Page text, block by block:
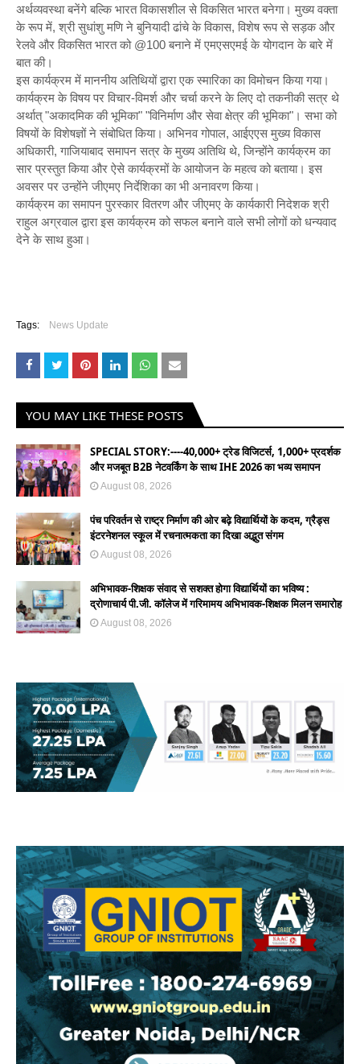
अर्थव्यवस्था बनेंगे बल्कि भारत विकासशील से विकसित भारत बनेगा। मुख्य वक्ता
के रूप में, श्री सुधांशु मणि ने बुनियादी ढांचे के विकास, विशेष रूप से सड़क और
रेलवे और विकसित भारत को @100 बनाने में एमएसएमई के योगदान के बारे में
बात की।
इस कार्यक्रम में माननीय अतिथियों द्वारा एक स्मारिका का विमोचन किया गया।
कार्यक्रम के विषय पर विचार-विमर्श और चर्चा करने के लिए दो तकनीकी सत्र थे
अर्थात् "अकादमिक की भूमिका" "विनिर्माण और सेवा क्षेत्र की भूमिका"। सभा को
विषयों के विशेषज्ञों ने संबोधित किया। अभिनव गोपाल, आईएएस मुख्य विकास
अधिकारी, गाजियाबाद समापन सत्र के मुख्य अतिथि थे, जिन्होंने कार्यक्रम का
सार प्रस्तुत किया और ऐसे कार्यक्रमों के आयोजन के महत्व को बताया। इस
अवसर पर उन्होंने जीएमए निर्देशिका का भी अनावरण किया।
कार्यक्रम का समापन पुरस्कार वितरण और जीएमए के कार्यकारी निदेशक श्री
राहुल अग्रवाल द्वारा इस कार्यक्रम को सफल बनाने वाले सभी लोगों को धन्यवाद
देने के साथ हुआ।
Tags: News Update
YOU MAY LIKE THESE POSTS
SPECIAL STORY:----40,000+ ट्रेड विजिटर्स, 1,000+ प्रदर्शक
और मजबूत B2B नेटवर्किंग के साथ IHE 2026 का भव्य समापन
August 08, 2026
पंच परिवर्तन से राष्ट्र निर्माण की ओर बढ़े विद्यार्थियों के कदम, ग्रैड्स
इंटरनेशनल स्कूल में रचनात्मकता का दिखा अद्भुत संगम
August 08, 2026
अभिभावक-शिक्षक संवाद से सशक्त होगा विद्यार्थियों का भविष्य :
द्रोणाचार्य पी.जी. कॉलेज में गरिमामय अभिभावक-शिक्षक मिलन समारोह
August 08, 2026